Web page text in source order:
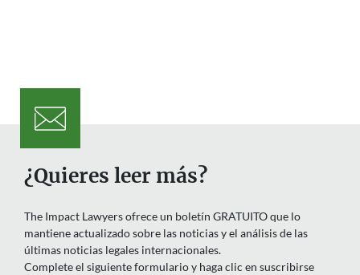
¿Quieres leer más?
The Impact Lawyers ofrece un boletín GRATUITO que lo
mantiene actualizado sobre las noticias y el análisis de las
últimas noticias legales internacionales.
Complete el siguiente formulario y haga clic en suscribirse